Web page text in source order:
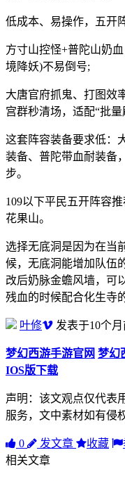
低成本、易操作，五开
方寸山控怪+普陀山奶
境降妖)不易倒号;
大唐官府抓鬼、打图效
宫群秒清场，适配“批量
这套阵容装备要求低：
装备、普陀带血耐装备
步。
109以下平民五开阵容
花果山。
选择无底洞是因为在当
候，无底洞能增加队伍
改后奶脉金蟾风墙，可
残血的时候配合化生寺
叶修 发表于10个
梦幻西游手游官网 梦幻
IOS版下载
声明：该文观点仅代表
服务，文中素材如有侵
0 发文章 收藏
相关文章